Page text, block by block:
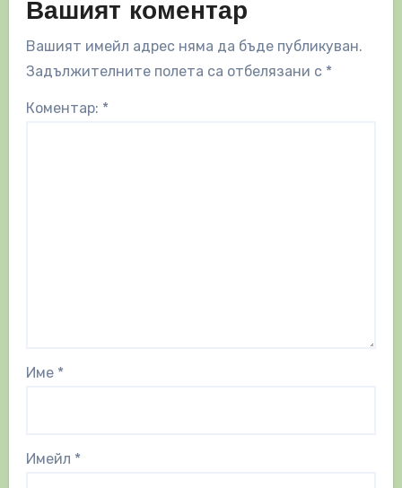
Вашият коментар
Вашият имейл адрес няма да бъде публикуван.
Задължителните полета са отбелязани с *
Коментар: *
Име *
Имейл *